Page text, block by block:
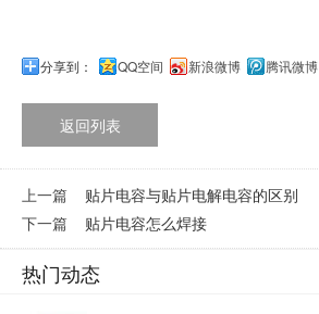
分享到： QQ空间 新浪微博 腾讯微博
返回列表
上一篇 贴片电容与贴片电解电容的区别
下一篇 贴片电容怎么焊接
热门动态